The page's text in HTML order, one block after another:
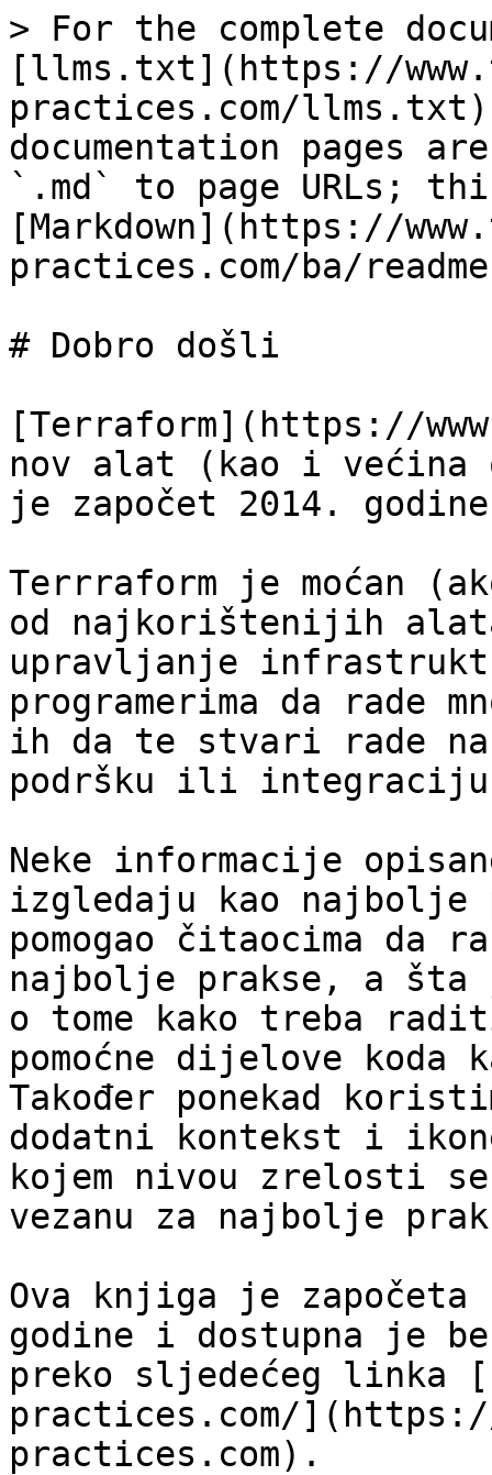
> For the complete
[llms.txt](https://
practices.com/
documentation pages
`.md` to page URLs;
[Markdown](https://
practices.com/ba/
# Dobro došli
[Terraform](https://
nov alat (kao i većina
je započet 2014.
Terrraform je moćan
od najkorištenijih
upravljanje
programerima da rade
ih da te stvari rade
podršku ili
Neke informacije
izgledaju kao
pomogao čitaocima da
najbolje prakse, a šta
o tome kako treba
pomoćne dijelove
Također ponekad
dodatni kontekst i
kojem nivou zrelosti
vezanu za najbolje
Ova knjiga je započeta
godine i dostupna je
preko sljedećeg linka
practices.com/
practices.com).